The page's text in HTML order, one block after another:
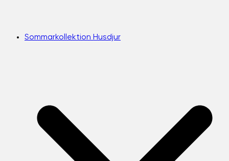
Sommarkollektion Husdjur